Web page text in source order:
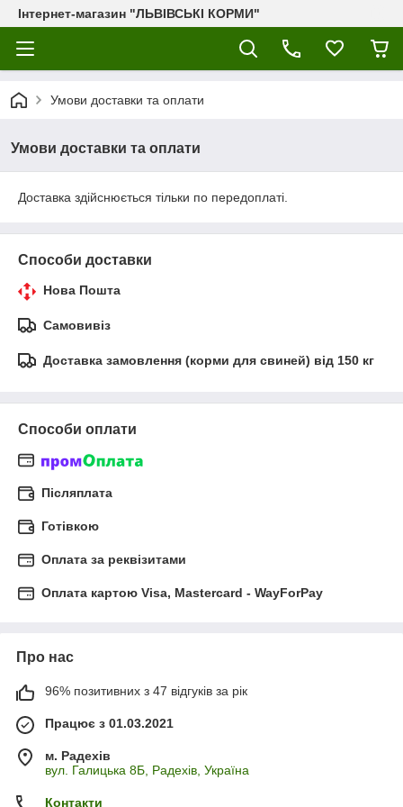
Інтернет-магазин "ЛЬВІВСЬКІ КОРМИ"
Умови доставки та оплати
Умови доставки та оплати
Доставка здійснюється тільки по передоплаті.
Способи доставки
Нова Пошта
Самовивіз
Доставка замовлення (корми для свиней) від 150 кг
Способи оплати
Післяплата
Готівкою
Оплата за реквізитами
Оплата картою Visa, Mastercard - WayForPay
Про нас
96% позитивних з 47 відгуків за рік
Працює з 01.03.2021
м. Радехів
вул. Галицька 8Б, Радехів, Україна
Контакти